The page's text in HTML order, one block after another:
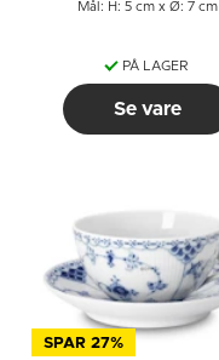
Mål: H: 5 cm x Ø: 7 cm
PÅ LAGER
Se vare
SPAR 27%